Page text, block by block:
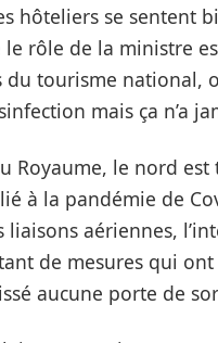
hôteliers se sentent
le rôle de la ministre
du tourisme national,
mais ça n’a
Royaume, le nord
à la pandémie de
aériennes,
de mesures qui
aucune porte de